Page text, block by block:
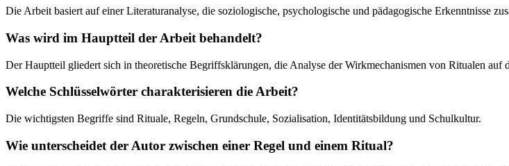
Die Arbeit basiert auf einer Literaturanalyse, die soziologische, psychologische und pädagogische Erkenntnisse
Was wird im Hauptteil der Arbeit behandelt?
Der Hauptteil gliedert sich in theoretische Begriffsklärungen, die Analyse der Wirkmechanismen von Ritualen
Welche Schlüsselwörter charakterisieren die Arbeit?
Die wichtigsten Begriffe sind Rituale, Regeln, Grundschule, Sozialisation, Identitätsbildung und Schulkultur.
Wie unterscheidet der Autor zwischen einer Regel und einem Ritual?